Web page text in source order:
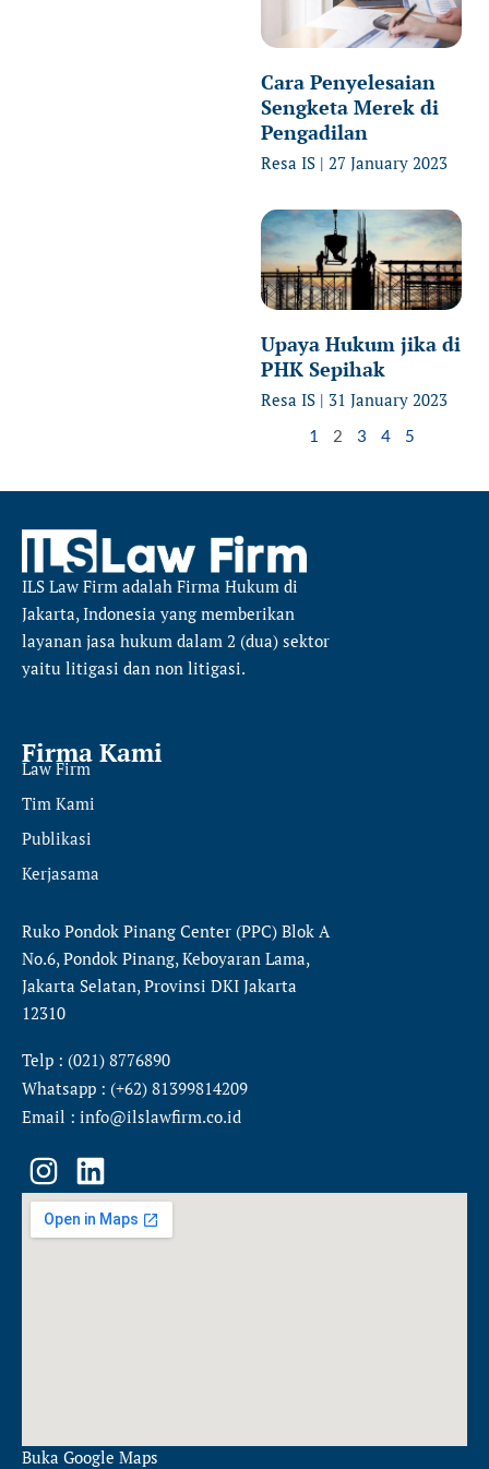
Cara Penyelesaian
Sengketa Merek di
Pengadilan
Resa IS 27 January 2023
Upaya Hukum jika di
PHK Sepihak
Resa IS 31 January 2023
1 2 3 4 5
ILS Law Firm adalah Firma Hukum di
Jakarta, Indonesia yang memberikan
layanan jasa hukum dalam 2 (dua) sektor
yaitu litigasi dan non litigasi.
Firma Kami
Law Firm
Tim Kami
Publikasi
Kerjasama
Ruko Pondok Pinang Center (PPC) Blok A
No.6, Pondok Pinang, Keboyaran Lama,
Jakarta Selatan, Provinsi DKI Jakarta
12310
Telp : (021) 8776890
Whatsapp : (+62) 81399814209
Email : info@ilslawfirm.co.id
I
n
s
L
i
n
Buka Google Maps